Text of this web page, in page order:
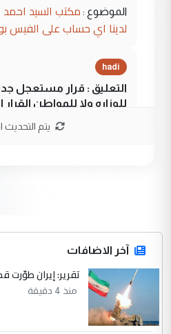
الموضوع : مكتب السيد احمد
لدينا اي حساب على الفيس
hadi
التعليق : قرار مستعجل
للوزاره ولا للمواطن
جنسية الرافد الثالث
ابا فرات ...
الموضوع :
الجواهري يرد
مضجعيك يابن الزنا (نص كامل)
سردار
يتم التحديث
آخر الاضافات
تقرير: إيران طوّرت
منذ 4 دقيقة